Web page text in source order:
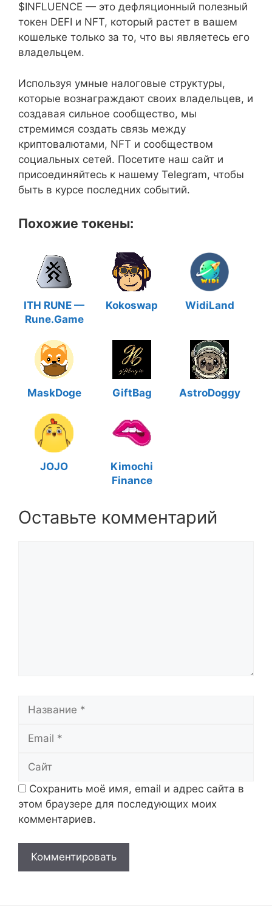
$INFLUENCE — это дефляционный полезный
токен DEFI и NFT, который растет в вашем
кошельке только за то, что вы являетесь его
владельцем.
Используя умные налоговые структуры,
которые вознаграждают своих владельцев, и
создавая сильное сообщество, мы
стремимся создать связь между
криптовалютами, NFT и сообществом
социальных сетей. Посетите наш сайт и
присоединяйтесь к нашему Telegram, чтобы
быть в курсе последних событий.
Похожие токены:
ITH RUNE —
Rune.Game
Kokoswap WidiLand
MaskDoge GiftBag AstroDoggy
JOJO
Kimochi
Finance
Оставьте комментарий
Название
Email
Сайт
Сохранить моё имя, email и адрес сайта в
этом браузере для последующих моих
комментариев.